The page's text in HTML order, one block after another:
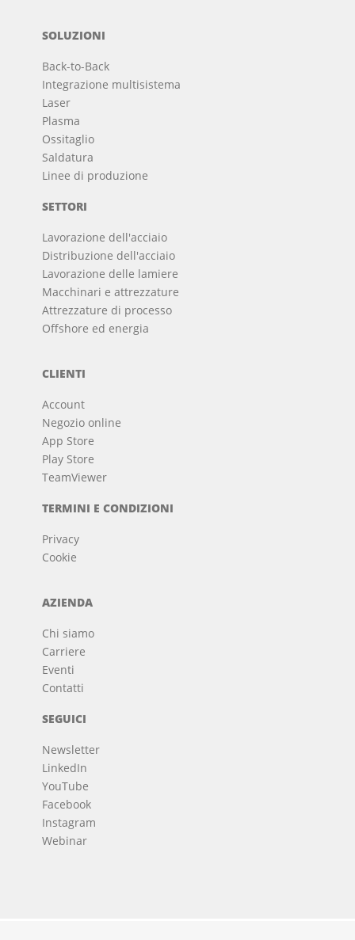
SOLUZIONI
Back-to-Back
Integrazione multisistema
Laser
Plasma
Ossitaglio
Saldatura
Linee di produzione
SETTORI
Lavorazione dell'acciaio
Distribuzione dell'acciaio
Lavorazione delle lamiere
Macchinari e attrezzature
Attrezzature di processo
Offshore ed energia
CLIENTI
Account
Negozio online
App Store
Play Store
TeamViewer
TERMINI E CONDIZIONI
Privacy
Cookie
AZIENDA
Chi siamo
Carriere
Eventi
Contatti
SEGUICI
Newsletter
LinkedIn
YouTube
Facebook
Instagram
Webinar